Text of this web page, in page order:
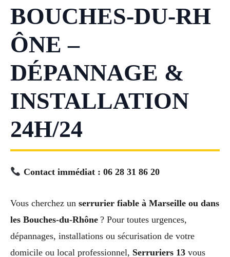
BOUCHES‑DU‑RH
ÔNE –
DÉPANNAGE &
INSTALLATION
24H/24
Contact immédiat : 06 28 31 86 20
Vous cherchez un serrurier fiable à Marseille ou dans
les Bouches‑du‑Rhône ? Pour toutes urgences,
dépannages, installations ou sécurisation de votre
domicile ou local professionnel, Serruriers 13 vous